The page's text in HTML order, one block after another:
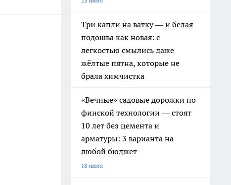
Три капли на ватку — и белая
подошва как новая: с
легкостью смылись даже
жёлтые пятна, которые не
брала химчистка
«Вечные» садовые дорожки по
финской технологии — стоят
10 лет без цемента и
арматуры: 3 варианта на
любой бюджет
18 июля